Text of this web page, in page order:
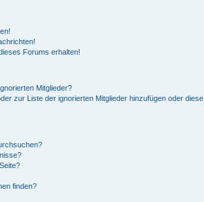
Forums erhalten!
Mitglieder?
zur Liste der ignorierten Mitglieder hinzufügen oder diese
finden?